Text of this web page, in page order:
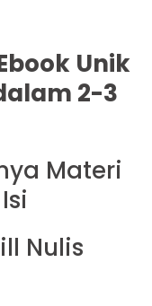
Unik
2-3
Materi
Nulis